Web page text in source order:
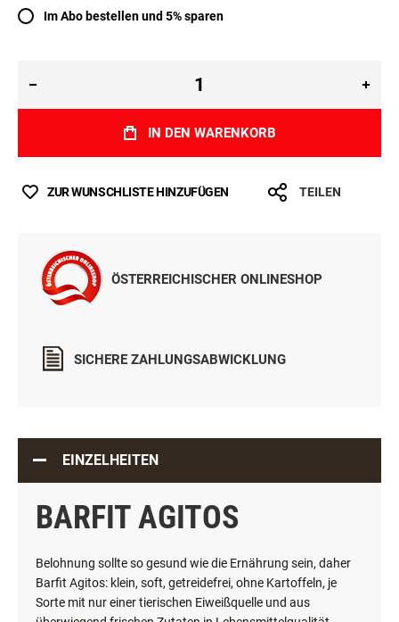
Im Abo bestellen und 5% sparen
IN DEN WARENKORB
ZUR WUNSCHLISTE HINZUFÜGEN TEILEN
ÖSTERREICHISCHER ONLINESHOP
SICHERE ZAHLUNGSABWICKLUNG
EINZELHEITEN
BARFIT AGITOS
Belohnung sollte so gesund wie die Ernährung sein, daher
Barfit Agitos: klein, soft, getreidefrei, ohne Kartoffeln, je
Sorte mit nur einer tierischen Eiweißquelle und aus